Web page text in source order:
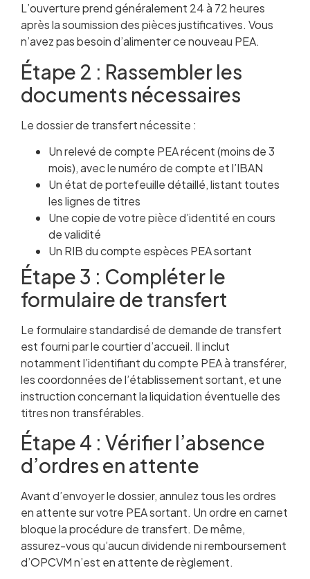
L’ouverture prend généralement 24 à 72 heures
après la soumission des pièces justificatives. Vous
n’avez pas besoin d’alimenter ce nouveau PEA.
Étape 2 : Rassembler les
documents nécessaires
Le dossier de transfert nécessite :
Un relevé de compte PEA récent (moins de 3
mois), avec le numéro de compte et l’IBAN
Un état de portefeuille détaillé, listant toutes
les lignes de titres
Une copie de votre pièce d’identité en cours
de validité
Un RIB du compte espèces PEA sortant
Étape 3 : Compléter le
formulaire de transfert
Le formulaire standardisé de demande de transfert
est fourni par le courtier d’accueil. Il inclut
notamment l’identifiant du compte PEA à transférer,
les coordonnées de l’établissement sortant, et une
instruction concernant la liquidation éventuelle des
titres non transférables.
Étape 4 : Vérifier l’absence
d’ordres en attente
Avant d’envoyer le dossier, annulez tous les ordres
en attente sur votre PEA sortant. Un ordre en carnet
bloque la procédure de transfert. De même,
assurez-vous qu’aucun dividende ni remboursement
d’OPCVM n’est en attente de règlement.